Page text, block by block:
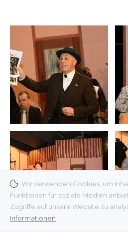
Wir verwenden Cookies, um
Funktionen für soziale Medien
Zugriffe auf unsere Website zu
Informationen